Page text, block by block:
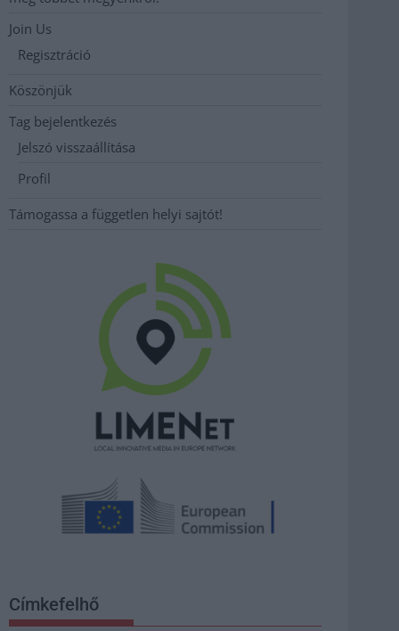
Join Us
Regisztráció
Köszönjük
Tag bejelentkezés
Jelszó visszaállítása
Profil
Támogassa a független helyi sajtót!
Címkefelhő